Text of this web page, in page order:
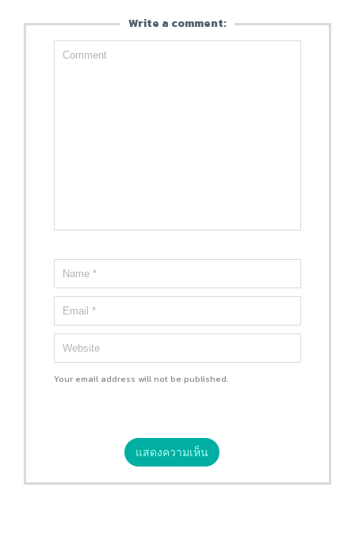
Write a comment:
Your email address will not be published.